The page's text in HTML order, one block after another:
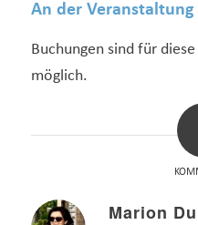
An der
Buchungen sind für
möglich.
Marion